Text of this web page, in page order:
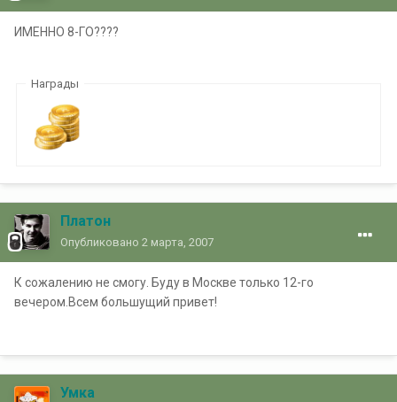
ИМЕННО 8-ГО????
Награды
Платон
Опубликовано 2 марта, 2007
К сожалению не смогу. Буду в Москве только 12-го
вечером.Всем большущий привет!
Умка